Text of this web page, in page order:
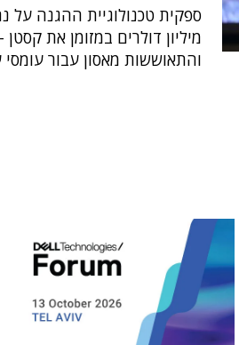
מיליון דולרים במזומן את
והתאוששות מאסון עבור